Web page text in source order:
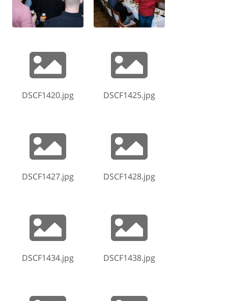
DSCF1420.jpg DSCF1425.jpg
DSCF1427.jpg DSCF1428.jpg
DSCF1434.jpg DSCF1438.jpg